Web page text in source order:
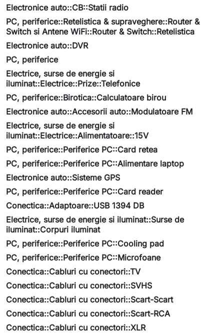
Electronice auto::CB::Statii radio
PC, periferice::Retelistica & supraveghere::Router &
Switch si Antene WiFi::Router & Switch::Retelistica
Electronice auto::DVR
PC, periferice
Electrice, surse de energie si
iluminat::Electrice::Prize::Telefonice
PC, periferice::Birotica::Calculatoare birou
Electronice auto::Accesorii auto::Modulatoare FM
Electrice, surse de energie si
iluminat::Electrice::Alimentatoare::15V
PC, periferice::Periferice PC::Card retea
PC, periferice::Periferice PC::Alimentare laptop
Electronice auto::Sisteme GPS
PC, periferice::Periferice PC::Card reader
Conectica::Adaptoare::USB 1394 DB
Electrice, surse de energie si iluminat::Surse de
iluminat::Corpuri iluminat
PC, periferice::Periferice PC::Cooling pad
PC, periferice::Periferice PC::Microfoane
Conectica::Cabluri cu conectori::TV
Conectica::Cabluri cu conectori::SVHS
Conectica::Cabluri cu conectori::Scart-Scart
Conectica::Cabluri cu conectori::Scart-RCA
Conectica::Cabluri cu conectori::XLR